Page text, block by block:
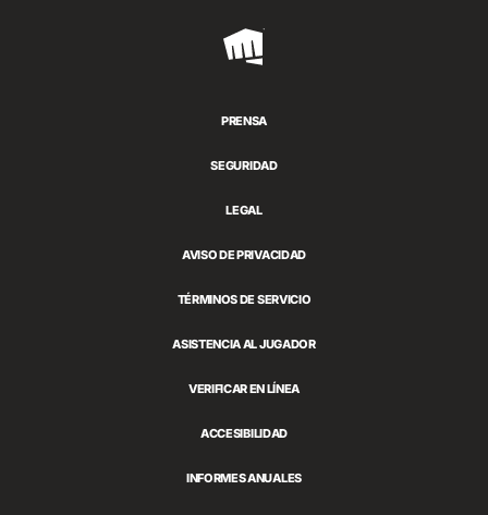
Riot
PRENSA
SEGURIDAD
LEGAL
AVISO DE PRIVACIDAD
TÉRMINOS DE SERVICIO
ASISTENCIA AL JUGADOR
VERIFICAR EN LÍNEA
ACCESIBILIDAD
INFORMES ANUALES